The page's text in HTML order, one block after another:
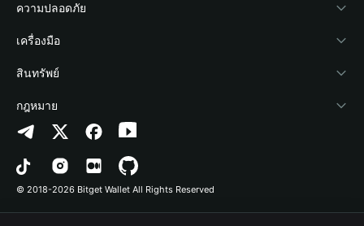
Academy
ข่าวสารด้านคริปโต
ศูนย์ช่วยเหลือ
ติดต่อเรา
ทรัพยากรข้อมูลของแบรนด์
อาชีพ
Stablecoin Earn
Payfi Crypto
Crypto Swap API
Altcoin Season Index
Prediction Markets
DApp
นักพัฒนา
เชื่อมต่อ Wallet
Bitget Wallet Pay
ลิสต์โปรเจกต์
ความปลอดภัย
Protection Fund
เทคโนโลยีความปลอดภัย
เครื่องมือ
ซื้อคริปโต
การตรวจจับการอนุญาต
การตรวจจับสัญญา
การโอนเป็นชุด
สินทรัพย์
Arbitrum
Avalanche
Bitcoin
กฎหมาย
นโยบายความเป็นส่วนตัว
ข้อตกลงในการใช้บริการ
© 2018-2026 Bitget Wallet All Rights Reserved